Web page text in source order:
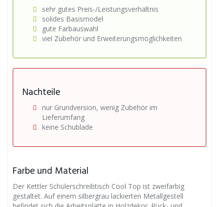
sehr gutes Preis-/Leistungsverhältnis
solides Basismodel
gute Farbauswahl
viel Zubehör und Erweiterungsmöglichkeiten
Nachteile
nur Grundversion, wenig Zubehör im
Lieferumfang
keine Schublade
Farbe und Material
Der Kettler Schülerschreibtisch Cool Top ist zweifarbig
gestaltet. Auf einem silbergrau lackierten Metallgestell